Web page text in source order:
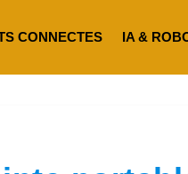
CONNECTES IA &